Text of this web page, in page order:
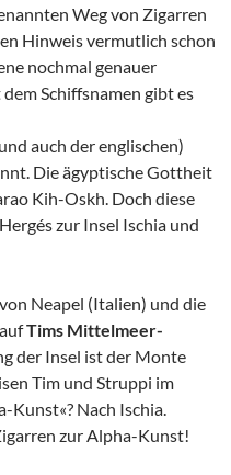
Weg von Zigarren
Hinweis vermutlich schon
nochmal genauer
Schiffsnamen gibt es
auch der englischen)
Die ägyptische Gottheit
Kih-Oskh. Doch diese
zur Insel Ischia und
Neapel (Italien) und die
Tims Mittelmeer-
der Insel ist der Monte
Tim und Struppi im
Kunst«? Nach Ischia.
zur Alpha-Kunst!